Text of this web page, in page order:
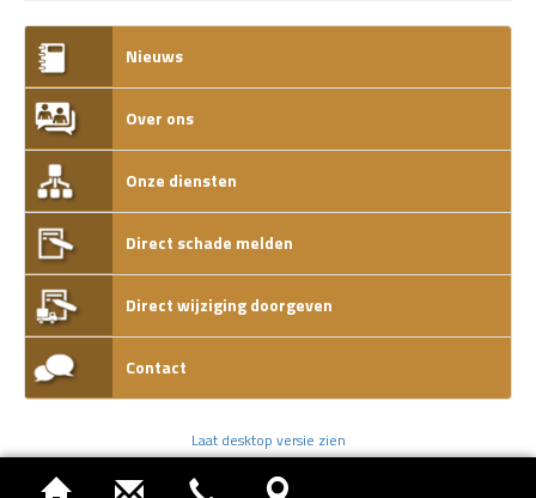
Nieuws
Over ons
Onze diensten
Direct schade melden
Direct wijziging doorgeven
Contact
Laat desktop versie zien